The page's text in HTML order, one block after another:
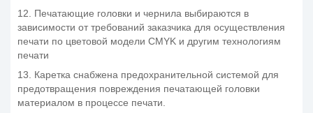
12. Печатающие головки и чернила выбираются в
зависимости от требований заказчика для осуществления
печати по цветовой модели CMYK и другим технологиям
печати
13. Каретка снабжена предохранительной системой для
предотвращения повреждения печатающей головки
материалом в процессе печати.